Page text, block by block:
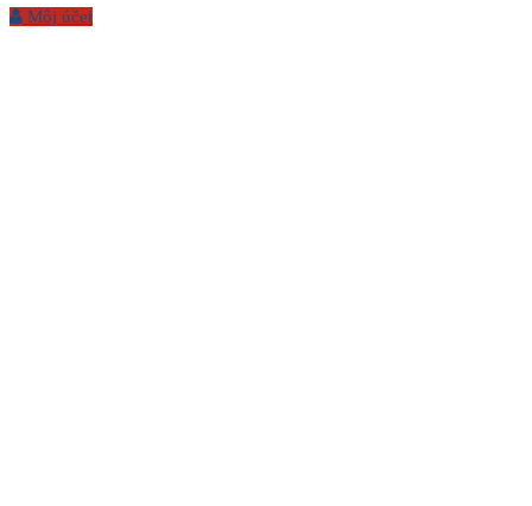
Môj účet